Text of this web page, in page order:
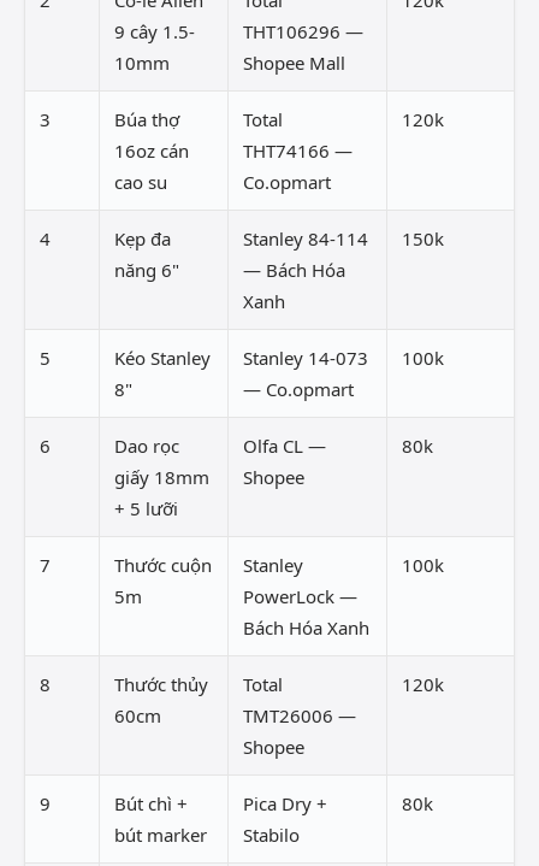
9 cây 1.5-
10mm
THT106296 —
Shopee Mall
3
Búa thợ
16oz cán
cao su
Total
THT74166 —
Co.opmart
120k
4
Kẹp đa
năng 6"
Stanley 84-114
— Bách Hóa
Xanh
150k
5
Kéo Stanley
8"
Stanley 14-073
— Co.opmart
100k
6
Dao rọc
giấy 18mm
+ 5 lưỡi
Olfa CL —
Shopee
80k
7
Thước cuộn
5m
Stanley
PowerLock —
Bách Hóa Xanh
100k
8
Thước thủy
60cm
Total
TMT26006 —
Shopee
120k
9
Bút chì +
bút marker
Pica Dry +
Stabilo
80k